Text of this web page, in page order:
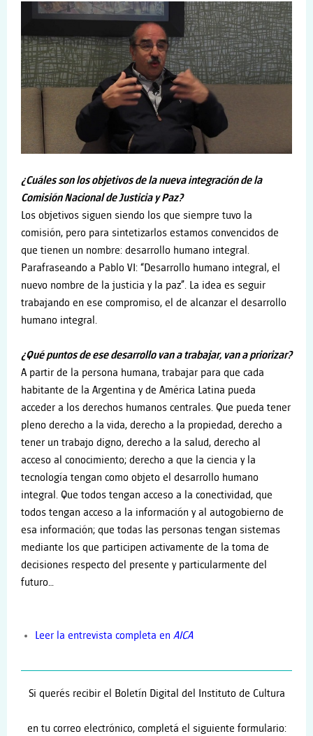
¿Cuáles son los objetivos de la nueva integración de la
Comisión Nacional de Justicia y Paz?
Los objetivos siguen siendo los que siempre tuvo la
comisión, pero para sintetizarlos estamos convencidos de
que tienen un nombre: desarrollo humano integral.
Parafraseando a Pablo VI: “Desarrollo humano integral, el
nuevo nombre de la justicia y la paz”. La idea es seguir
trabajando en ese compromiso, el de alcanzar el desarrollo
humano integral.
¿Qué puntos de ese desarrollo van a trabajar, van a priorizar?
A partir de la persona humana, trabajar para que cada
habitante de la Argentina y de América Latina pueda
acceder a los derechos humanos centrales. Que pueda tener
pleno derecho a la vida, derecho a la propiedad, derecho a
tener un trabajo digno, derecho a la salud, derecho al
acceso al conocimiento; derecho a que la ciencia y la
tecnología tengan como objeto el desarrollo humano
integral. Que todos tengan acceso a la conectividad, que
todos tengan acceso a la información y al autogobierno de
esa información; que todas las personas tengan sistemas
mediante los que participen activamente de la toma de
decisiones respecto del presente y particularmente del
futuro…
Leer la entrevista completa en AICA
Si querés recibir el Boletín Digital del Instituto de Cultura
en tu correo electrónico, completá el siguiente formulario: